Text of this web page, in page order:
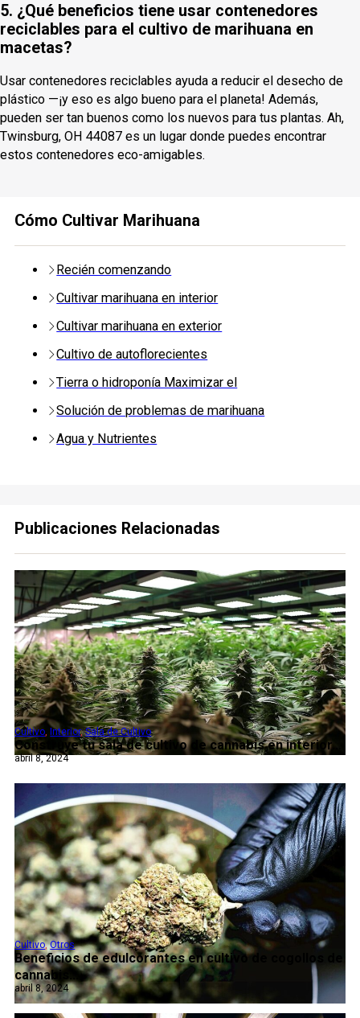
5. ¿Qué beneficios tiene usar contenedores
reciclables para el cultivo de marihuana en
macetas?
Usar contenedores reciclables ayuda a reducir el desecho de
plástico —¡y eso es algo bueno para el planeta! Además,
pueden ser tan buenos como los nuevos para tus plantas. Ah,
Twinsburg, OH 44087 es un lugar donde puedes encontrar
estos contenedores eco-amigables.
Cómo Cultivar Marihuana
Recién comenzando
Cultivar marihuana en interior
Cultivar marihuana en exterior
Cultivo de autoflorecientes
Tierra o hidroponía Maximizar el
Solución de problemas de marihuana
Agua y Nutrientes
Publicaciones Relacionadas
Construye tu sala de cultivo de cannabis en interior...
Cultivo,Interior,Sala de Cultivo
abril 8, 2024
Beneficios de edulcorantes en cultivo de cogollos de
cannabis...
Cultivo,Otros
abril 8, 2024